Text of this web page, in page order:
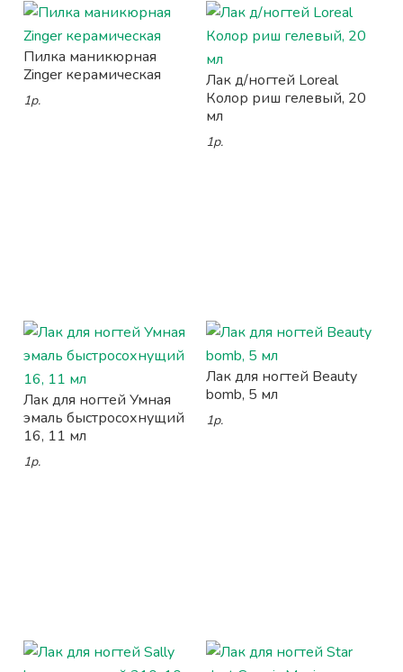
Пилка маникюрная
Zinger керамическая
1р.
Лак д/ногтей Loreal
Колор риш гелевый, 20
мл
1р.
Лак для ногтей Умная
эмаль быстросохнущий
16, 11 мл
1р.
Лак для ногтей Beauty
bomb, 5 мл
1р.